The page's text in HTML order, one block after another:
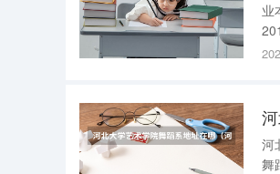
业
资
河北大
舞